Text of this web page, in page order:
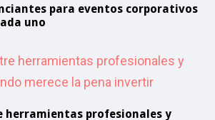
para eventos corporativos
uno
herramientas profesionales y